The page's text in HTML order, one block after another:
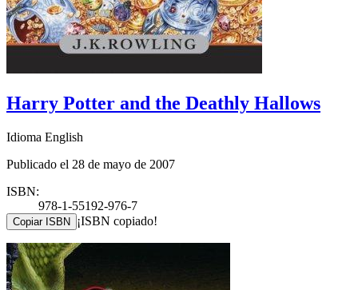
Harry Potter and the Deathly Hallows
Idioma English
Publicado el 28 de mayo de 2007
ISBN:
978-1-55192-976-7
Copiar ISBN ¡ISBN copiado!